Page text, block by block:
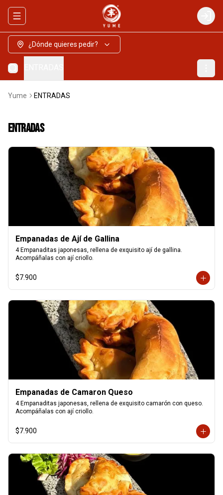
Abrir menu de navegación Login
¿Dónde quieres pedir?
Yume ENTRADAS
ENTRADAS
Empanadas de Ají de Gallina
4 Empanaditas japonesas, rellena de exquisito ají de gallina.
Acompáñalas con ají criollo.
$7.900
Empanadas de Camaron Queso
4 Empanaditas japonesas, rellena de exquisito camarón con queso.
Acompáñalas con ají criollo.
$7.900